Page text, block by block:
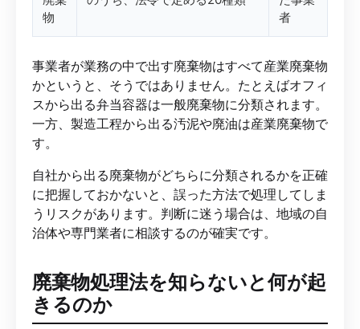
物
者
事業者が業務の中で出す廃棄物はすべて産業廃棄物
かというと、そうではありません。たとえばオフィ
スから出る弁当容器は一般廃棄物に分類されます。
一方、製造工程から出る汚泥や廃油は産業廃棄物で
す。
自社から出る廃棄物がどちらに分類されるかを正確
に把握しておかないと、誤った方法で処理してしま
うリスクがあります。判断に迷う場合は、地域の自
治体や専門業者に相談するのが確実です。
廃棄物処理法を知らないと何が起
きるのか